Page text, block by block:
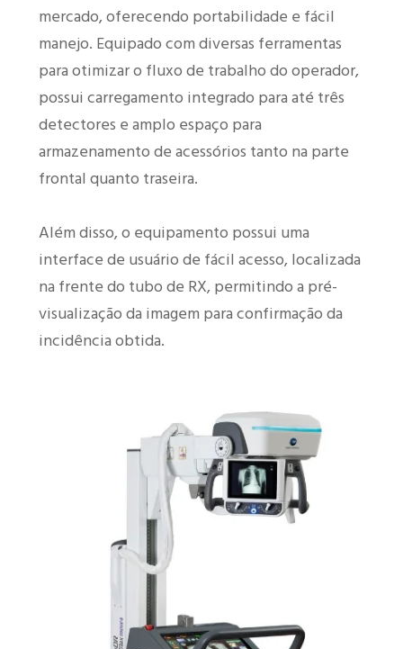
mercado, oferecendo portabilidade e fácil
manejo. Equipado com diversas ferramentas
para otimizar o fluxo de trabalho do operador,
possui carregamento integrado para até três
detectores e amplo espaço para
armazenamento de acessórios tanto na parte
frontal quanto traseira.
Além disso, o equipamento possui uma
interface de usuário de fácil acesso, localizada
na frente do tubo de RX, permitindo a pré-
visualização da imagem para confirmação da
incidência obtida.